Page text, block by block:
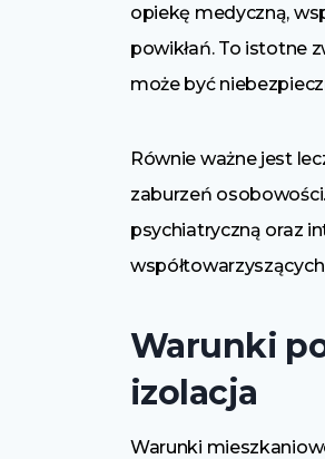
opiekę medyczną,
powikłań. To istotne
może być
Równie ważne jest
zaburzeń
psychiatryczną oraz
Warunki
izolacja
Warunki